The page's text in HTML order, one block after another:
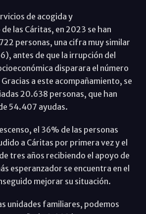
de acogida y
las Cáritas, en 2023 se han
personas, una cifra muy similar
antes de que la irrupción del
disparara el número
a este acompañamiento, se
20.638 personas, que han
54.407 ayudas.
el 36% de las personas
a Cáritas por primera vez y el
tres años recibiendo el apoyo de
esperanzador se encuentra en el
mejorar su situación.
unidades familiares, podemos